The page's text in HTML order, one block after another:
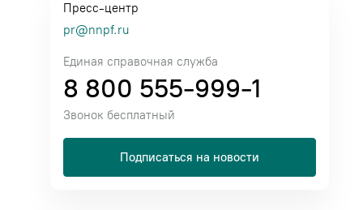
Пресс-центр
pr@nnpf.ru
Единая справочная служба
8 800 555-999-1
Звонок бесплатный
Подписаться на новости